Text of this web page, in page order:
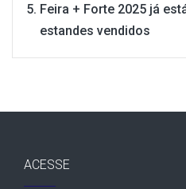
Feira + Forte 2025 já
estandes vendidos
ACESSE